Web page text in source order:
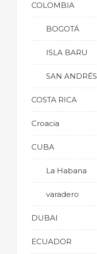
COLOMBIA
BOGOTÁ
ISLA BARU
SAN ANDRÉS
COSTA RICA
Croacia
CUBA
La Habana
varadero
DUBAI
ECUADOR